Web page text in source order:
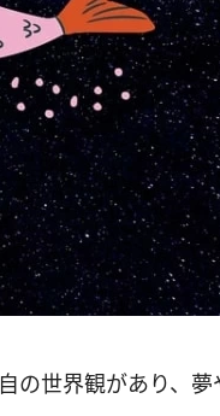
の世界観があり、